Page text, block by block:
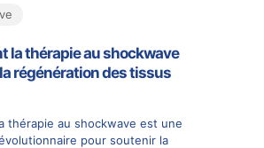
la thérapie au shockwave
régénération des tissus
thérapie au shockwave est une
pour soutenir la